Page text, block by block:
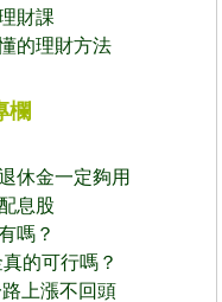
財課
的理財方法
欄
休金一定夠用
息股
嗎？
的可行嗎？
上漲不回頭